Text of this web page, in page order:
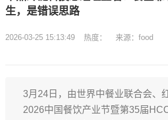
生，是错误思路
2026-03-25 15:13:49 热度： 来源：food
3月24日，由世界中餐业联合会、
2026中国餐饮产业节暨第35届